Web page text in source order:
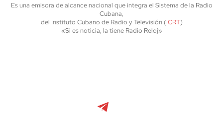
Es una emisora de alcance nacional que integra el Sistema de la Radio
Cubana,
del Instituto Cubano de Radio y Televisión (ICRT)
«Si es noticia, la tiene Radio Reloj»